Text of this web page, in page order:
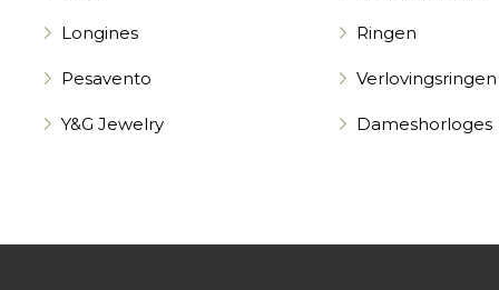
Longines
Pesavento
Y&G Jewelry
Ringen
Verlovingsringen
Dameshorloges